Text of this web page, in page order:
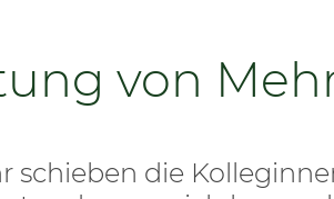
von
schieben die